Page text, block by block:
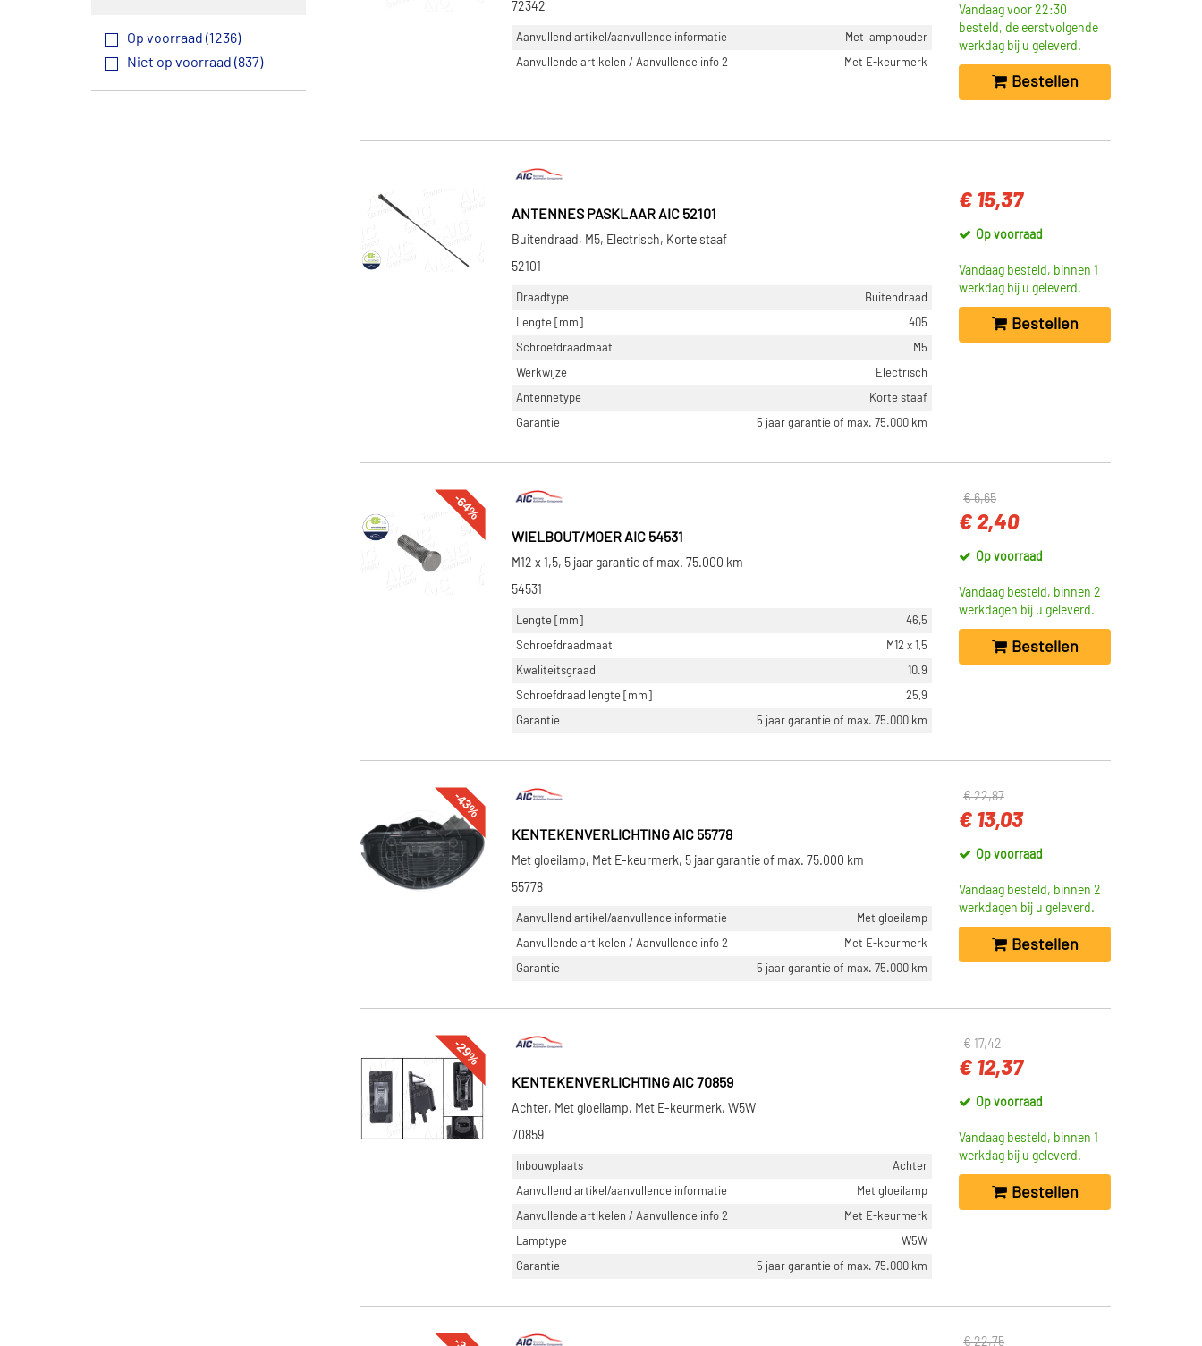
Op voorraad (1236)
Niet op voorraad (837)
72342
Aanvullend artikel/aanvullende informatie
Met lamphouder
Aanvullende artikelen / Aanvullende info 2
Met E-keurmerk
Vandaag voor 22:30
besteld, de eerstvolgende
werkdag bij u geleverd.
Bestellen
ANTENNES PASKLAAR AIC 52101
Buitendraad, M5, Electrisch, Korte staaf
52101
Draadtype
Buitendraad
Lengte [mm]
405
Schroefdraadmaat
M5
Werkwijze
Electrisch
Antennetype
Korte staaf
Garantie
5 jaar garantie of max. 75.000 km
€ 15,37
Op voorraad
Vandaag besteld, binnen 1
werkdag bij u geleverd.
Bestellen
-64%
WIELBOUT/MOER AIC 54531
M12 x 1,5, 5 jaar garantie of max. 75.000 km
54531
Lengte [mm]
46,5
Schroefdraadmaat
M12 x 1,5
Kwaliteitsgraad
10.9
Schroefdraad lengte [mm]
25,9
Garantie
5 jaar garantie of max. 75.000 km
€ 6,65
€ 2,40
Op voorraad
Vandaag besteld, binnen 2
werkdagen bij u geleverd.
Bestellen
-43%
KENTEKENVERLICHTING AIC 55778
Met gloeilamp, Met E-keurmerk, 5 jaar garantie of max. 75.000 km
55778
Aanvullend artikel/aanvullende informatie
Met gloeilamp
Aanvullende artikelen / Aanvullende info 2
Met E-keurmerk
Garantie
5 jaar garantie of max. 75.000 km
€ 22,87
€ 13,03
Op voorraad
Vandaag besteld, binnen 2
werkdagen bij u geleverd.
Bestellen
-29%
KENTEKENVERLICHTING AIC 70859
Achter, Met gloeilamp, Met E-keurmerk, W5W
70859
Inbouwplaats
Achter
Aanvullend artikel/aanvullende informatie
Met gloeilamp
Aanvullende artikelen / Aanvullende info 2
Met E-keurmerk
Lamptype
W5W
Garantie
5 jaar garantie of max. 75.000 km
€ 17,42
€ 12,37
Op voorraad
Vandaag besteld, binnen 1
werkdag bij u geleverd.
Bestellen
€ 22,75